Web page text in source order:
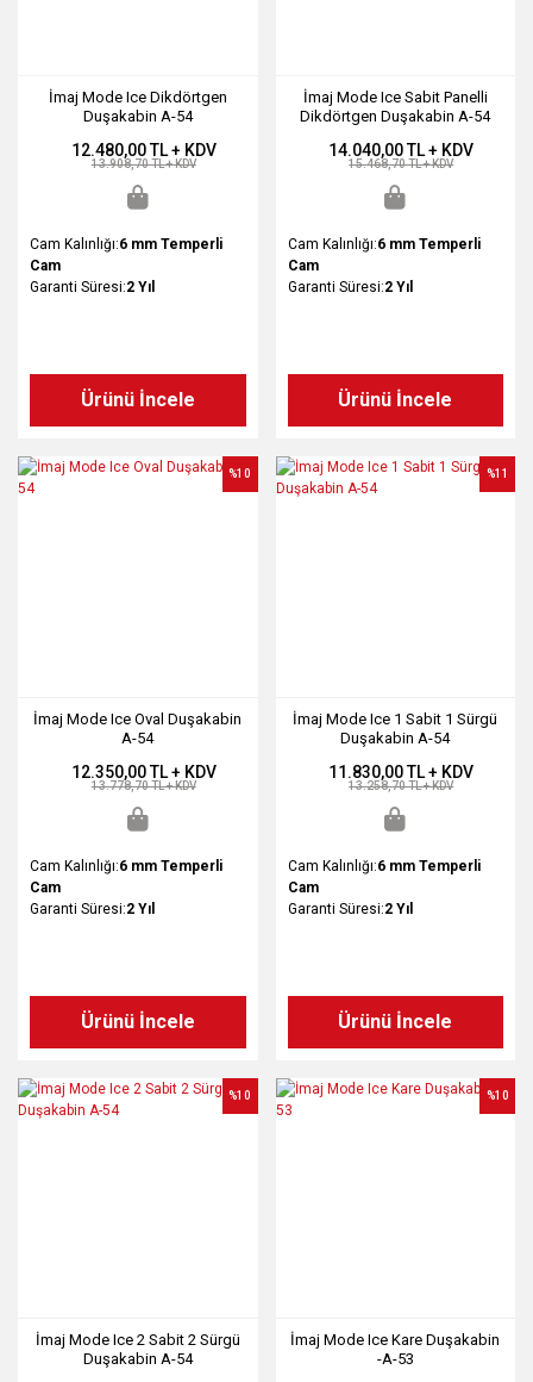
İmaj Mode Ice Dikdörtgen
Duşakabin A-54
12.480,00 TL + KDV
13.908,70 TL + KDV
Cam Kalınlığı:6 mm Temperli
Cam
Garanti Süresi:2 Yıl
Ürünü İncele
İmaj Mode Ice Sabit Panelli
Dikdörtgen Duşakabin A-54
14.040,00 TL + KDV
15.468,70 TL + KDV
Cam Kalınlığı:6 mm Temperli
Cam
Garanti Süresi:2 Yıl
Ürünü İncele
İmaj Mode Ice Oval Duşakabin
A-54
%10
12.350,00 TL + KDV
13.778,70 TL + KDV
Cam Kalınlığı:6 mm Temperli
Cam
Garanti Süresi:2 Yıl
Ürünü İncele
İmaj Mode Ice 1 Sabit 1 Sürgü
Duşakabin A-54
%11
11.830,00 TL + KDV
13.258,70 TL + KDV
Cam Kalınlığı:6 mm Temperli
Cam
Garanti Süresi:2 Yıl
Ürünü İncele
İmaj Mode Ice 2 Sabit 2 Sürgü
Duşakabin A-54
%10
İmaj Mode Ice Kare Duşakabin
-A-53
%10